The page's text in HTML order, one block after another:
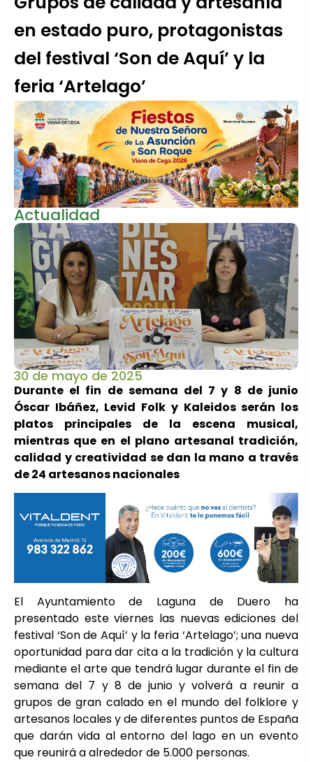
en estado puro, protagonistas
del festival ‘Son de Aquí’ y la
feria ‘Artelago’
Actualidad
30 de mayo de 2025
Durante el fin de semana del 7 y 8 de junio
Óscar Ibáñez, Levid Folk y Kaleidos serán los
platos principales de la escena musical,
mientras que en el plano artesanal tradición,
calidad y creatividad se dan la mano a través
de 24 artesanos nacionales
El Ayuntamiento de Laguna de Duero ha
presentado este viernes las nuevas ediciones del
festival ‘Son de Aquí’ y la feria ‘Artelago’; una nueva
oportunidad para dar cita a la tradición y la cultura
mediante el arte que tendrá lugar durante el fin de
semana del 7 y 8 de junio y volverá a reunir a
grupos de gran calado en el mundo del folklore y
artesanos locales y de diferentes puntos de España
que darán vida al entorno del lago en un evento
que reunirá a alrededor de 5.000 personas.